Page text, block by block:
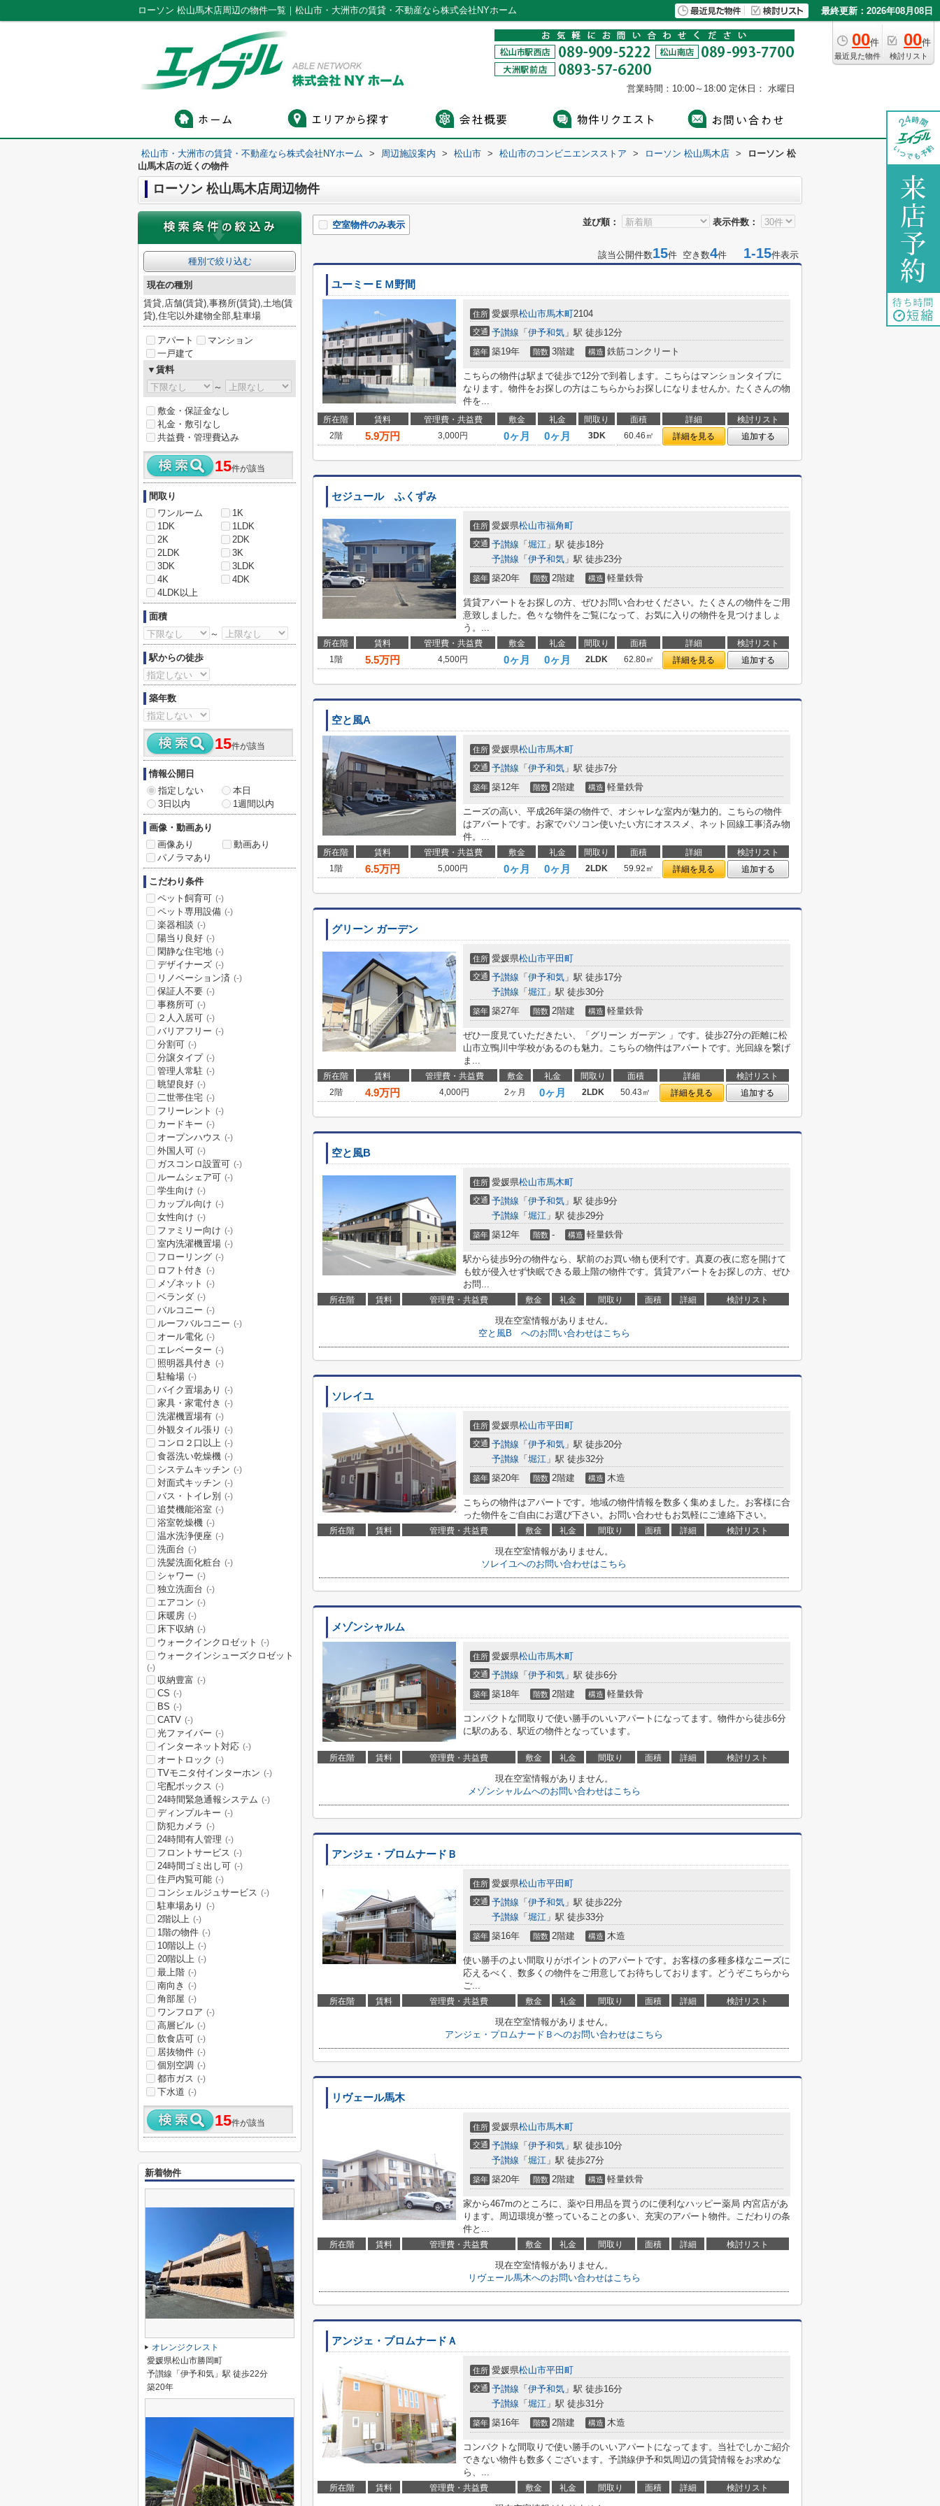
ローソン 松山馬木店周辺の物件一覧｜松山市・大洲市の賃貸・不動産なら株式会社NYホーム 最終更新：2026年08月08日
00件
最近見た物件
00件
検討リスト
営業時間：10:00～18:00 定休日： 水曜日
松山市・大洲市の賃貸・不動産なら株式会社NYホーム > 周辺施設案内 > 松山市 > 松山市のコンビニエンスストア > ローソン 松山馬木店 >
ローソン 松
山馬木店の近くの物件
ローソン 松山馬木店周辺物件
並び順： 表示件数：
空室物件のみ表示
該当公開件数15件 空き数4件 1-15件表示
ユーミーＥＭ野間
住所 愛媛県松山市馬木町2104
交通 予讃線 「 伊予和気 」駅 徒歩12分
築年 築19年 階数 3階建 構造 鉄筋コンクリート
こちらの物件は駅まで徒歩で12分で到着します。こちらはマンションタイプに
なります。物件をお探しの方はこちらからお探しになりませんか。たくさんの物
件を...
所在階 賃料 管理費・共益費 敷金 礼金 間取り 面積 詳細
検討リスト
2階
5.9万円 3,000円 0ヶ月 0ヶ月 3DK 60.46㎡ 詳細を見る 追加する
セジュール ふくずみ
住所 愛媛県松山市福角町
交通 予讃線 「 堀江 」駅 徒歩18分
予讃線 「 伊予和気 」駅 徒歩23分
築年 築20年 階数 2階建 構造 軽量鉄骨
賃貸アパートをお探しの方、ぜひお問い合わせください。たくさんの物件をご用
意致しました。色々な物件をご覧になって、お気に入りの物件を見つけましょ
う。...
所在階 賃料 管理費・共益費 敷金 礼金 間取り 面積 詳細
検討リスト
1階
5.5万円 4,500円 0ヶ月 0ヶ月 2LDK 62.80㎡ 詳細を見る 追加する
空と風A
住所 愛媛県松山市馬木町
交通 予讃線 「 伊予和気 」駅 徒歩7分
築年 築12年 階数 2階建 構造 軽量鉄骨
ニーズの高い、平成26年築の物件で、オシャレな室内が魅力的。こちらの物件
はアパートです。お家でパソコン使いたい方にオススメ、ネット回線工事済み物
件。...
所在階 賃料 管理費・共益費 敷金 礼金 間取り 面積 詳細
検討リスト
1階
6.5万円 5,000円 0ヶ月 0ヶ月 2LDK 59.92㎡ 詳細を見る 追加する
グリーン ガーデン
住所 愛媛県松山市平田町
交通 予讃線 「 伊予和気 」駅 徒歩17分
予讃線 「 堀江 」駅 徒歩30分
築年 築27年 階数 2階建 構造 軽量鉄骨
ぜひ一度見ていただきたい、「グリーン ガーデン 」です。徒歩27分の距離に松
山市立鴨川中学校があるのも魅力。こちらの物件はアパートです。光回線を繋げ
ま...
所在階 賃料 管理費・共益費 敷金 礼金 間取り 面積 詳細
検討リスト
2階
4.9万円 4,000円 2ヶ月 0ヶ月 2LDK 50.43㎡ 詳細を見る 追加する
空と風B
住所 愛媛県松山市馬木町
交通 予讃線 「 伊予和気 」駅 徒歩9分
予讃線 「 堀江 」駅 徒歩29分
築年 築12年 階数 - 構造 軽量鉄骨
駅から徒歩9分の物件なら、駅前のお買い物も便利です。真夏の夜に窓を開けて
も蚊が侵入せず快眠できる最上階の物件です。賃貸アパートをお探しの方、ぜひ
お問...
所在階 賃料 管理費・共益費 敷金 礼金 間取り 面積 詳細 検討リスト
現在空室情報がありません。
空と風B へのお問い合わせはこちら
ソレイユ
住所 愛媛県松山市平田町
交通 予讃線 「 伊予和気 」駅 徒歩20分
予讃線 「 堀江 」駅 徒歩32分
築年 築20年 階数 2階建 構造 木造
こちらの物件はアパートです。地域の物件情報を数多く集めました。お客様に合
った物件をご自由にお選び下さい。お問い合わせもお気軽にご連絡下さい。
所在階 賃料 管理費・共益費 敷金 礼金 間取り 面積 詳細 検討リスト
現在空室情報がありません。
ソレイユへのお問い合わせはこちら
メゾンシャルム
住所 愛媛県松山市馬木町
交通 予讃線 「 伊予和気 」駅 徒歩6分
築年 築18年 階数 2階建 構造 軽量鉄骨
コンパクトな間取りで使い勝手のいいアパートになってます。物件から徒歩6分
に駅のある、駅近の物件となっています。
所在階 賃料 管理費・共益費 敷金 礼金 間取り 面積 詳細 検討リスト
現在空室情報がありません。
メゾンシャルムへのお問い合わせはこちら
アンジェ・プロムナードＢ
住所 愛媛県松山市平田町
交通 予讃線 「 伊予和気 」駅 徒歩22分
予讃線 「 堀江 」駅 徒歩33分
築年 築16年 階数 2階建 構造 木造
使い勝手のよい間取りがポイントのアパートです。お客様の多種多様なニーズに
応えるべく、数多くの物件をご用意してお待ちしております。どうぞこちらから
ご...
所在階 賃料 管理費・共益費 敷金 礼金 間取り 面積 詳細 検討リスト
現在空室情報がありません。
アンジェ・プロムナードＢへのお問い合わせはこちら
リヴェール馬木
住所 愛媛県松山市馬木町
交通 予讃線 「 伊予和気 」駅 徒歩10分
予讃線 「 堀江 」駅 徒歩27分
築年 築20年 階数 2階建 構造 軽量鉄骨
家から467mのところに、薬や日用品を買うのに便利なハッピー薬局 内宮店があ
ります。周辺環境が整っていることの多い、充実のアパート物件。こだわりの条
件と...
所在階 賃料 管理費・共益費 敷金 礼金 間取り 面積 詳細 検討リスト
現在空室情報がありません。
リヴェール馬木へのお問い合わせはこちら
アンジェ・プロムナードＡ
住所 愛媛県松山市平田町
交通 予讃線 「 伊予和気 」駅 徒歩16分
予讃線 「 堀江 」駅 徒歩31分
築年 築16年 階数 2階建 構造 木造
コンパクトな間取りで使い勝手のいいアパートになってます。当社でしかご紹介
できない物件も数多くございます。予讃線伊予和気周辺の賃貸情報をお求めな
ら、...
所在階 賃料 管理費・共益費 敷金 礼金 間取り 面積 詳細 検討リスト
種別で絞り込む
現在の種別
賃貸,店舗(賃貸),事務所(賃貸),土地(賃
貸),住宅以外建物全部,駐車場
アパート
マンション
一戸建て
▼賃料
～
敷金・保証金なし
礼金・敷引なし
共益費・管理費込み
15件が該当
間取り
ワンルーム
1K
1DK
1LDK
2K
2DK
2LDK
3K
3DK
3LDK
4K
4DK
4LDK以上
面積
～
駅からの徒歩
築年数
15件が該当
情報公開日
指定しない
本日
3日以内
1週間以内
画像・動画あり
画像あり
動画あり
パノラマあり
こだわり条件
ペット飼育可 (-)
ペット専用設備 (-)
楽器相談 (-)
陽当り良好 (-)
閑静な住宅地 (-)
デザイナーズ (-)
リノベーション済 (-)
保証人不要 (-)
事務所可 (-)
２人入居可 (-)
バリアフリー (-)
分割可 (-)
分譲タイプ (-)
管理人常駐 (-)
眺望良好 (-)
二世帯住宅 (-)
フリーレント (-)
カードキー (-)
オープンハウス (-)
外国人可 (-)
ガスコンロ設置可 (-)
ルームシェア可 (-)
学生向け (-)
カップル向け (-)
女性向け (-)
ファミリー向け (-)
室内洗濯機置場 (-)
フローリング (-)
ロフト付き (-)
メゾネット (-)
ベランダ (-)
バルコニー (-)
ルーフバルコニー (-)
オール電化 (-)
エレベーター (-)
照明器具付き (-)
駐輪場 (-)
バイク置場あり (-)
家具・家電付き (-)
洗濯機置場有 (-)
外観タイル張り (-)
コンロ２口以上 (-)
食器洗い乾燥機 (-)
システムキッチン (-)
対面式キッチン (-)
バス・トイレ別 (-)
追焚機能浴室 (-)
浴室乾燥機 (-)
温水洗浄便座 (-)
洗面台 (-)
洗髪洗面化粧台 (-)
シャワー (-)
独立洗面台 (-)
エアコン (-)
床暖房 (-)
床下収納 (-)
ウォークインクロゼット (-)
ウォークインシューズクロゼット
(-)
収納豊富 (-)
CS (-)
BS (-)
CATV (-)
光ファイバー (-)
インターネット対応 (-)
オートロック (-)
TVモニタ付インターホン (-)
宅配ボックス (-)
24時間緊急通報システム (-)
ディンプルキー (-)
防犯カメラ (-)
24時間有人管理 (-)
フロントサービス (-)
24時間ゴミ出し可 (-)
住戸内覧可能 (-)
コンシェルジュサービス (-)
駐車場あり (-)
2階以上 (-)
1階の物件 (-)
10階以上 (-)
20階以上 (-)
最上階 (-)
南向き (-)
角部屋 (-)
ワンフロア (-)
高層ビル (-)
飲食店可 (-)
居抜物件 (-)
個別空調 (-)
都市ガス (-)
下水道 (-)
15件が該当
新着物件
オレンジクレスト
愛媛県松山市勝岡町
予讃線「伊予和気」駅 徒歩22分
築20年